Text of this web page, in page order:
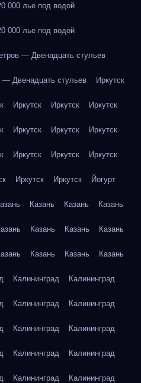
лье под водой
лье под водой
— Двенадцать стульев
Двенадцать стульев Иркутск
Иркутск Иркутск Иркутск
Иркутск Иркутск Иркутск
Иркутск Иркутск Иркутск
Иркутск Иркутск Йогурт
Казань Казань Казань
Казань Казань Казань
Казань Казань Казань
Калининград Калининград
Калининград Калининград
Калининград Калининград
Калининград Калининград
Калининград Калининград